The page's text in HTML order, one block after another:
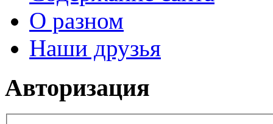
О разном
Наши друзья
Авторизация